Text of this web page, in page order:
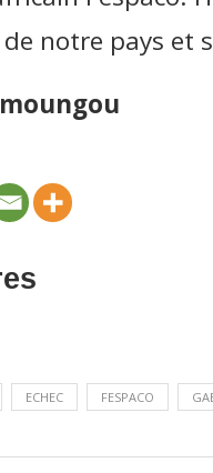
notre pays et
ECHEC FESPACO